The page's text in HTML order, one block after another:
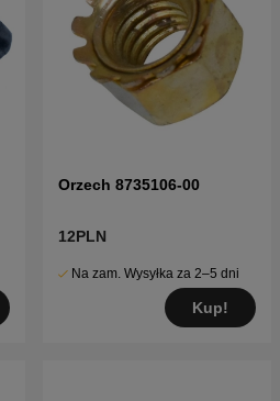
Orzech 8735106-00
12PLN
Na zam. Wysyłka za 2–5 dni
Kup!